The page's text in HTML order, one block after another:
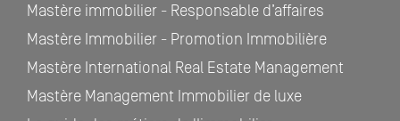
Mastère immobilier - Responsable d’affaires
Mastère Immobilier - Promotion Immobilière
Mastère International Real Estate Management
Mastère Management Immobilier de luxe